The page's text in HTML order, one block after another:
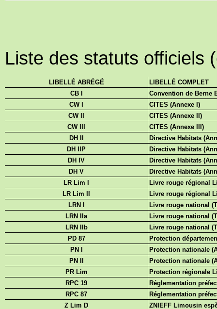
Liste des statuts officiels
LIBELLÉ ABRÉGÉ
LIBELLÉ COMPLET
CB I
Convention de Berne
CW I
CITES (Annexe I)
CW II
CITES (Annexe II)
CW III
CITES (Annexe III)
DH II
Directive Habitats
DH IIP
Directive Habitats
DH IV
Directive Habitats
DH V
Directive Habitats
LR Lim I
Livre rouge régional
LR Lim II
Livre rouge régional
LRN I
Livre rouge national
LRN IIa
Livre rouge national
LRN IIb
Livre rouge national
PD 87
Protection
PN I
Protection nationale
PN II
Protection nationale
PR Lim
Protection régionale
RPC 19
Réglementation
RPC 87
Réglementation
Z Lim D
ZNIEFF Limousin